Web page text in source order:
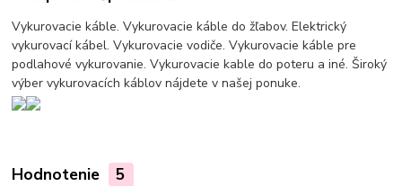
Vykurovacie káble. Vykurovacie káble do žľabov. Elektrický
vykurovací kábel. Vykurovacie vodiče. Vykurovacie káble pre
podlahové vykurovanie. Vykurovacie kable do poteru a iné. Široký
výber vykurovacích káblov nájdete v našej ponuke.
Hodnotenie 5